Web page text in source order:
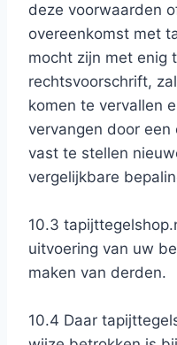
deze voorwaarden
overeenkomst met
mocht zijn met enig
rechtsvoorschrift,
komen te vervallen
vervangen door
vast te stellen
vergelijkbare
10.3
uitvoering van uw
maken van derden.
10.4 Daar